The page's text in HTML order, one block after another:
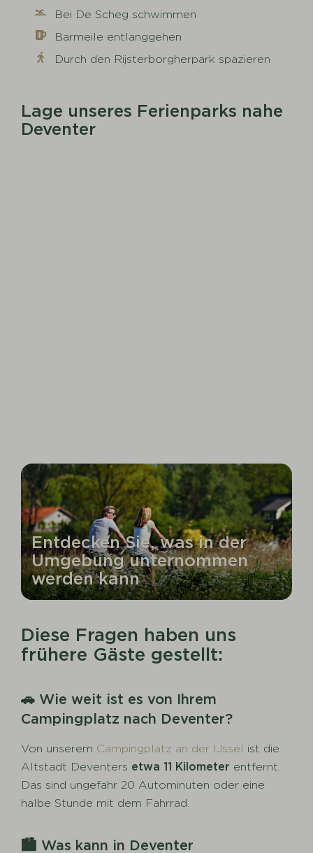
Bei De Scheg schwimmen
Barmeile entlanggehen
Durch den Rijsterborgherpark spazieren
Lage unseres Ferienparks nahe
Deventer
Entdecken Sie, was in der
Umgebung unternommen
werden kann
Diese Fragen haben uns
frühere Gäste gestellt:
🚗 Wie weit ist es von Ihrem
Campingplatz nach Deventer?
Von unserem Campingplatz an der IJssel ist die
Altstadt Deventers etwa 11 Kilometer entfernt.
Das sind ungefähr 20 Autominuten oder eine
halbe Stunde mit dem Fahrrad.
🏙️ Was kann in Deventer